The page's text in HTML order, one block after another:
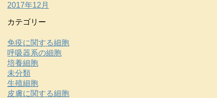
2017年12月
カテゴリー
免疫に関する細胞
呼吸器系の細胞
培養細胞
未分類
生殖細胞
皮膚に関する細胞